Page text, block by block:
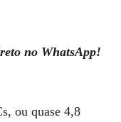
no WhatsApp!
ou quase 4,8